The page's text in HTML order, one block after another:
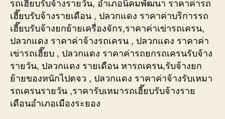
เฮี๊ยบรับจ้างรายเดือน , ปลวกแดง ราคาค่าบริการรถ
เฮี๊ยบรับจ้างยกย้ายเครื่องจักร,ราคาค่าเข่ารถเครน,
ปลวกแดง ราคาค่าจ้างรถเครน , ปลวกแดง ราคาค่า
เข่ารถเฮี๊ยบ , ปลวกแดง ราคาค่ารถยกรถเครนรับจ้าง
รายวัน, ปลวกแดง รายเดือน หารถเครน,รับจ้างยก
ย้ายของหนักไปตจว , ปลวกแดง ราคาค่าจ้างรับเหมา
รถเครนรายวัน ,ราคารับเหมารถเฮี๊ยบรับจ้างราย
เดือนอำเภอเมืองระยอง